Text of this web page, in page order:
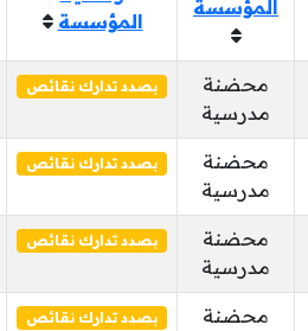
المؤسسة
المؤسسة
محضنة
مدرسية
بصدد تدارك نقائص
محضنة
مدرسية
بصدد تدارك نقائص
محضنة
مدرسية
بصدد تدارك نقائص
محضنة
بصدد تدارك نقائص